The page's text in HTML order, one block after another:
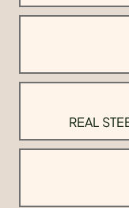
REAL